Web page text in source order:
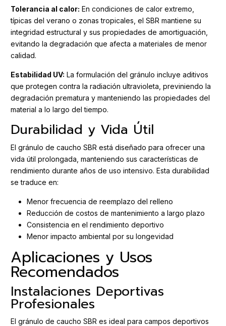
Tolerancia al calor: En condiciones de calor extremo,
típicas del verano o zonas tropicales, el SBR mantiene su
integridad estructural y sus propiedades de amortiguación,
evitando la degradación que afecta a materiales de menor
calidad.
Estabilidad UV: La formulación del gránulo incluye aditivos
que protegen contra la radiación ultravioleta, previniendo la
degradación prematura y manteniendo las propiedades del
material a lo largo del tiempo.
Durabilidad y Vida Útil
El gránulo de caucho SBR está diseñado para ofrecer una
vida útil prolongada, manteniendo sus características de
rendimiento durante años de uso intensivo. Esta durabilidad
se traduce en:
Menor frecuencia de reemplazo del relleno
Reducción de costos de mantenimiento a largo plazo
Consistencia en el rendimiento deportivo
Menor impacto ambiental por su longevidad
Aplicaciones y Usos
Recomendados
Instalaciones Deportivas
Profesionales
El gránulo de caucho SBR es ideal para campos deportivos